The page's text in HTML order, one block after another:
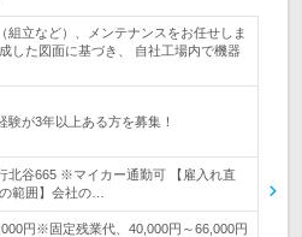
組立など）、メンテナンスをお任せしま
した図面に基づき、 自社工場内で機器
験が3年以上ある方を募集！
北谷665 ※マイカー通勤可 【雇入れ直
範囲】会社の…
円※固定残業代、40,000円～66,000円